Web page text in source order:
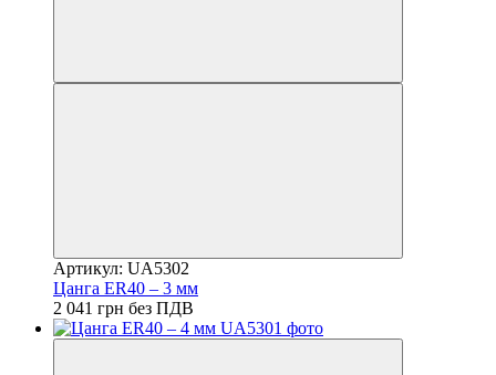
Артикул: UA5302
Цанга ER40 – 3 мм
2 041 грн без ПДВ